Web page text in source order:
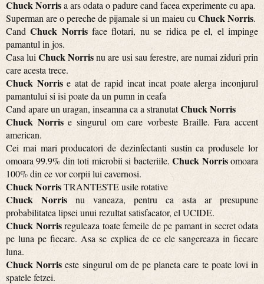
Chuck Norrisa ars odata o padure cand facea experimente cu apa.
Superman are o pereche de pijamale si un maieu cu Chuck Norris.
CandChuck Norrisface flotari, nu se ridica pe el, el impinge
pamantul in jos.
Casa luiChuck Norrisnu are usi sau ferestre, are numai ziduri prin
care acesta trece.
Chuck Norrise atat de rapid incat incat poate alerga inconjurul
pamantului si isi poate da un pumn in ceafa
Cand apare un uragan, inseamna ca a stranutatChuck Norris
Chuck Norrise singurul om care vorbeste Braille. Fara accent
american.
Cei mai mari producatori de dezinfectanti sustin ca produsele lor
omoara 99.9% din toti microbii si bacteriile.Chuck Norrisomoara
100% din ce vor corpii lui cavernosi.
Chuck NorrisTRANTESTE usile rotative
Chuck Norris nu vaneaza, pentru ca asta ar presupune
probabilitatea lipsei unui rezultat satisfacator, el UCIDE.
Chuck Norrisreguleaza toate femeile de pe pamant in secret odata
pe luna pe fiecare. Asa se explica de ce ele sangereaza in fiecare
luna.
Chuck Norris este singurul om de pe planeta care te poate lovi in
spatele fetzei.